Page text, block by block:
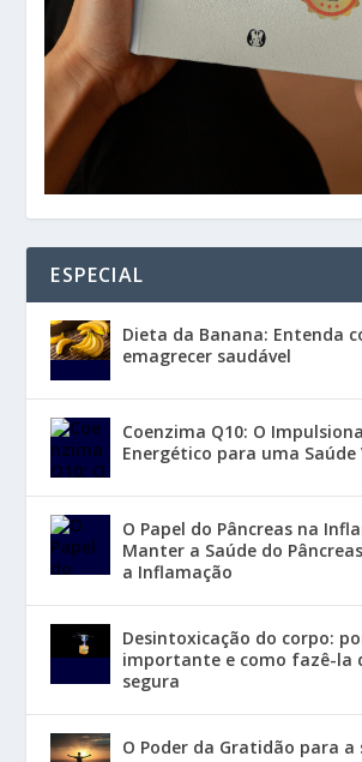
ESPECIAL
Dieta da Banana: Entenda
emagrecer saudável
Coenzima Q10: O
Energético para uma
O Papel do Pâncreas na
Manter a Saúde do
a Inflamação
Desintoxicação do corpo:
importante e como fazê-la
segura
O Poder da Gratidão para a